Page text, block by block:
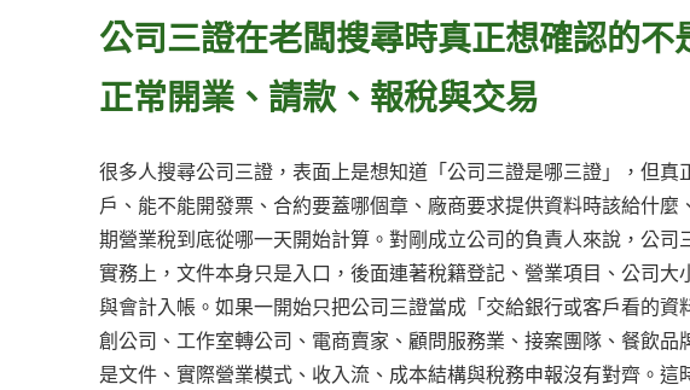
公司三證在老闆搜尋時真正想確認的
正常開業、請款、報稅與交易
很多人搜尋公司三證，表面上是想知道「公司三證是哪三證」，但
戶、能不能開發票、合約要蓋哪個章、廠商要求提供資料時該給什
期營業稅到底從哪一天開始計算。對剛成立公司的負責人來說，公
實務上，文件本身只是入口，後面連著稅籍登記、營業項目、公司
與會計入帳。如果一開始只把公司三證當成「交給銀行或客戶看的
創公司、工作室轉公司、電商賣家、顧問服務業、接案團隊、餐飲
是文件、實際營業模式、收入流、成本結構與稅務申報沒有對齊。